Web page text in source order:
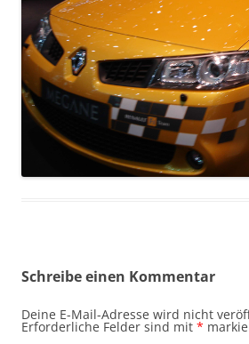
Schreibe einen Kommentar
Deine E-Mail-Adresse wird nicht
Erforderliche Felder sind mit *